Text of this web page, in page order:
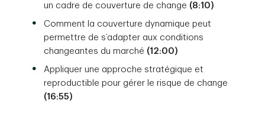
un cadre de couverture de change (8:10)
Comment la couverture dynamique peut
permettre de s’adapter aux conditions
changeantes du marché (12:00)
Appliquer une approche stratégique et
reproductible pour gérer le risque de change
(16:55)